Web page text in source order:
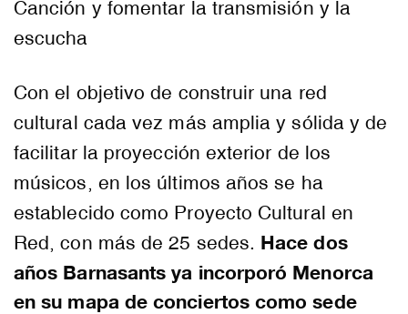
Canción y fomentar la transmisión y la
escucha
Con el objetivo de construir una red
cultural cada vez más amplia y sólida y de
facilitar la proyección exterior de los
músicos, en los últimos años se ha
establecido como Proyecto Cultural en
Red, con más de 25 sedes. Hace dos
años Barnasants ya incorporó Menorca
en su mapa de conciertos como sede